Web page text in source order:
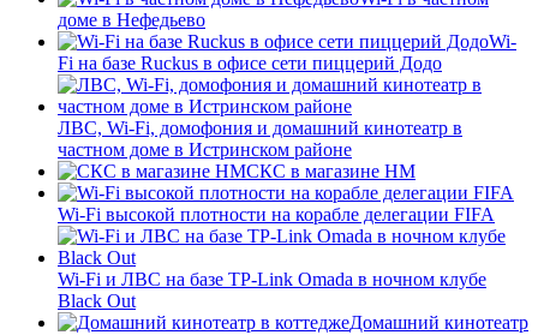
доме в Нефедьево
Wi-
Fi на базе Ruckus в офисе сети пиццерий Додо
ЛВС, Wi-Fi, домофония и домашний кинотеатр в
частном доме в Истринском районе
СКС в магазине HM
Wi-Fi высокой плотности на корабле делегации FIFA
Wi-Fi и ЛВС на базе TP-Link Omada в ночном клубе
Black Out
Домашний кинотеатр